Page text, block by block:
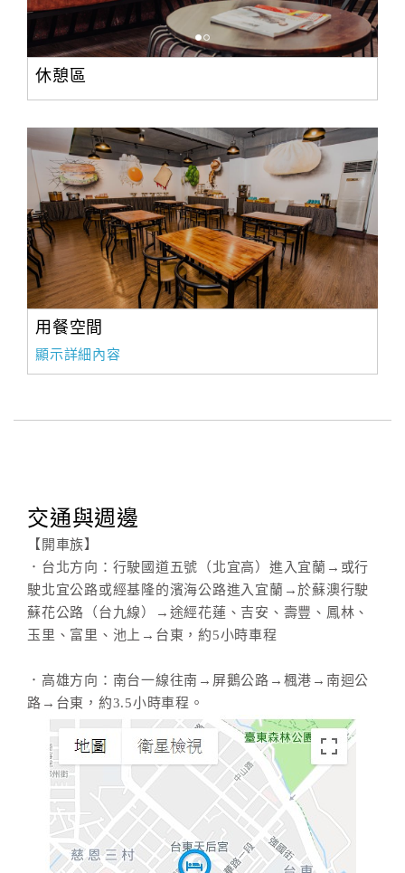
休憩區
用餐空間
顯示詳細內容
交通與週邊
【開車族】
．台北方向：行駛國道五號（北宜高）進入宜蘭→或行
駛北宜公路或經基隆的濱海公路進入宜蘭→於蘇澳行駛
蘇花公路（台九線）→途經花蓮、吉安、壽豐、鳳林、
玉里、富里、池上→台東，約5小時車程
．高雄方向：南台一線往南→屏鵝公路→楓港→南迴公
路→台東，約3.5小時車程。